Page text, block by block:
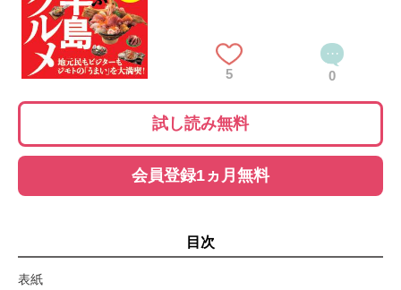
5 0
試し読み無料
会員登録1ヵ月無料
目次
表紙